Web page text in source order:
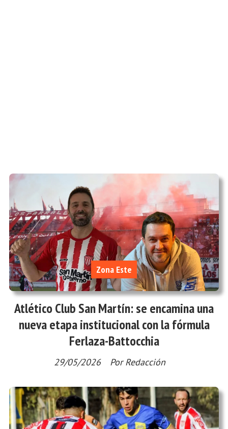
Atlético Club San Martín: se encamina una
nueva etapa institucional con la fórmula
Ferlaza-Battocchia
Por Redacción
Zona Este
29/05/2026